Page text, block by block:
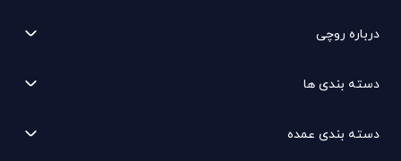
درباره روچی
دسته بندی ها
دسته بندی عمده